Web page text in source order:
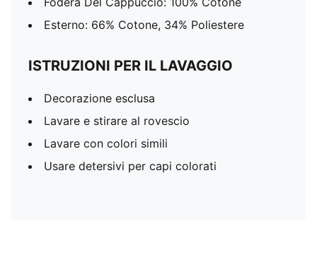
Esterno: 66% Cotone, 34% Poliestere
ISTRUZIONI PER IL LAVAGGIO
Decorazione esclusa
Lavare e stirare al rovescio
Lavare con colori simili
Usare detersivi per capi colorati